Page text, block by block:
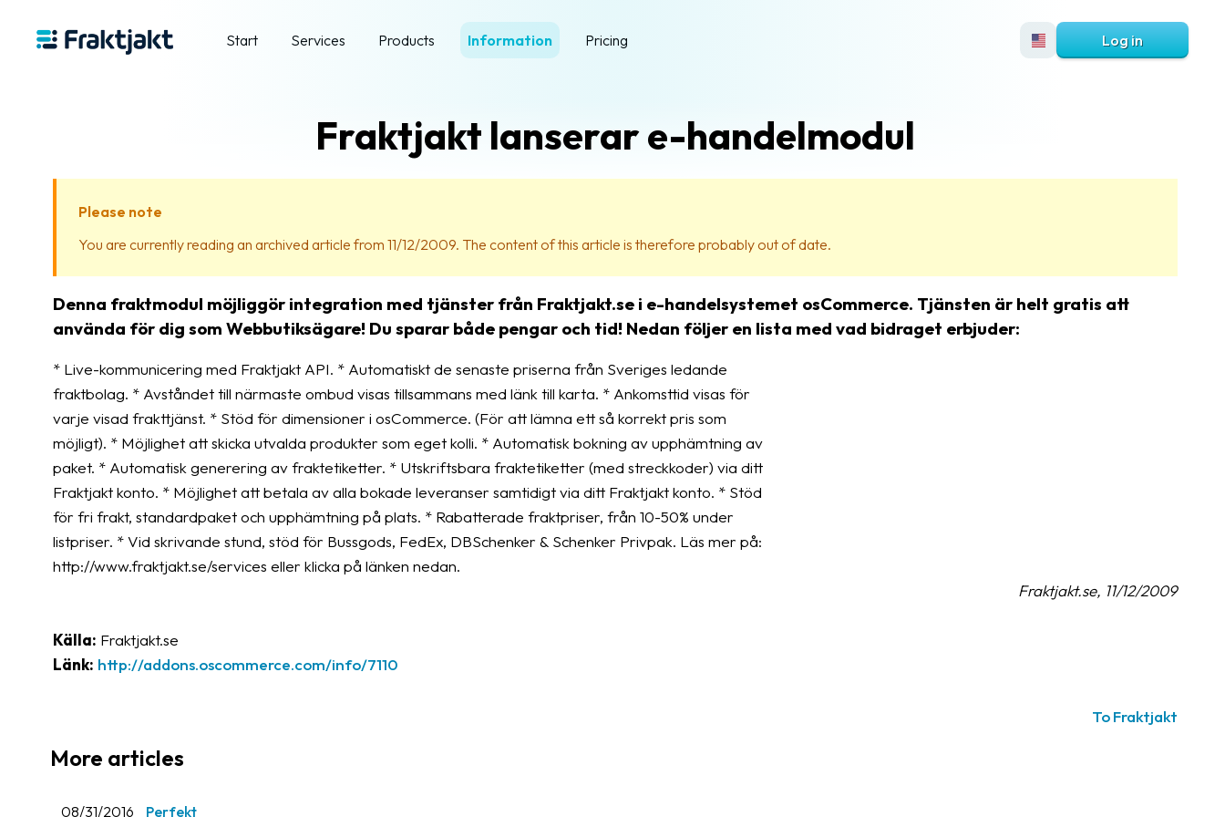
Start Services Products Information Pricing Log in
Fraktjakt lanserar e-handelmodul
Please note
You are currently reading an archived article from 11/12/2009. The content of this article is therefore probably out of date.
Denna fraktmodul möjliggör integration med tjänster från Fraktjakt.se i e-handelsystemet osCommerce. Tjänsten är helt gratis att
använda för dig som Webbutiksägare! Du sparar både pengar och tid! Nedan följer en lista med vad bidraget erbjuder:
* Live-kommunicering med Fraktjakt API. * Automatiskt de senaste priserna från Sveriges ledande
fraktbolag. * Avståndet till närmaste ombud visas tillsammans med länk till karta. * Ankomsttid visas för
varje visad frakttjänst. * Stöd för dimensioner i osCommerce. (För att lämna ett så korrekt pris som
möjligt). * Möjlighet att skicka utvalda produkter som eget kolli. * Automatisk bokning av upphämtning av
paket. * Automatisk generering av fraktetiketter. * Utskriftsbara fraktetiketter (med streckkoder) via ditt
Fraktjakt konto. * Möjlighet att betala av alla bokade leveranser samtidigt via ditt Fraktjakt konto. * Stöd
för fri frakt, standardpaket och upphämtning på plats. * Rabatterade fraktpriser, från 10-50% under
listpriser. * Vid skrivande stund, stöd för Bussgods, FedEx, DBSchenker & Schenker Privpak. Läs mer på:
http://www.fraktjakt.se/services eller klicka på länken nedan.
Fraktjakt.se, 11/12/2009
Källa: Fraktjakt.se
Länk: http://addons.oscommerce.com/info/7110
To Fraktjakt
More articles
08/31/2016 Perfekt